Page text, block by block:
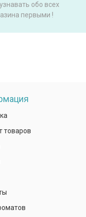
обо всех
первыми !
товаров